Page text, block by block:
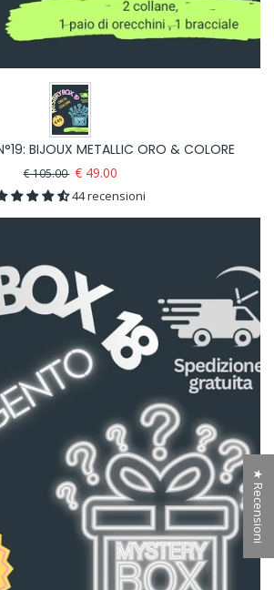
BIJOUX METALLIC ORO & COLORE
€ 105.00 € 49.00
44 recensioni
★ Recensioni